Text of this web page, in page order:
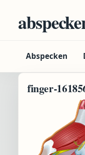
Abspecken
finger-